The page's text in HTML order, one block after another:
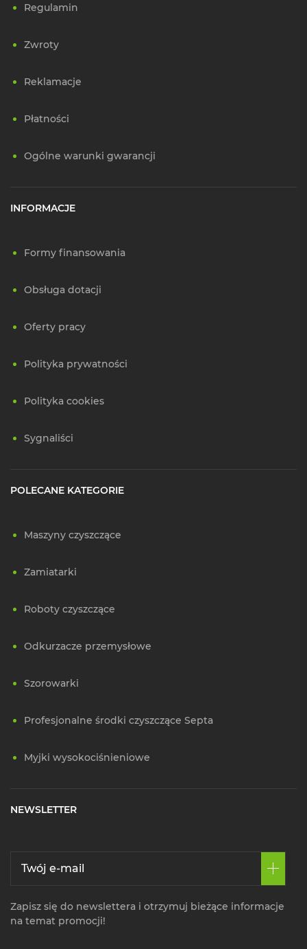
Regulamin
Zwroty
Reklamacje
Płatności
Ogólne warunki gwarancji
INFORMACJE
Formy finansowania
Obsługa dotacji
Oferty pracy
Polityka prywatności
Polityka cookies
Sygnaliści
POLECANE KATEGORIE
Maszyny czyszczące
Zamiatarki
Roboty czyszczące
Odkurzacze przemysłowe
Szorowarki
Profesjonalne środki czyszczące Septa
Myjki wysokociśnieniowe
NEWSLETTER
Zapisz się do newslettera i otrzymuj bieżące informacje
na temat promocji!